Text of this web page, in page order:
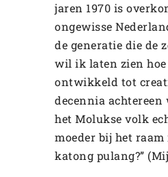
jaren 1970 is
ongewisse
de generatie die de
wil ik laten zien hoe
ontwikkeld tot
decennia achtereen
het Molukse volk
moeder bij het
katong pulang?”